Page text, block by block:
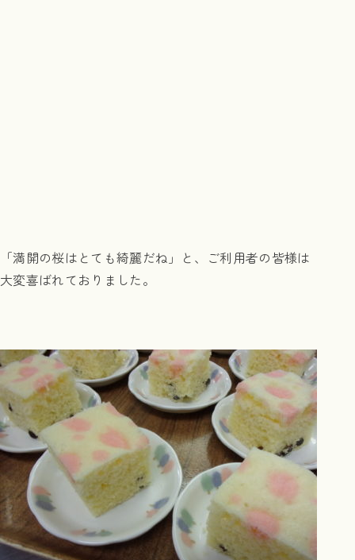
「満開の桜はとても綺麗だね」と、ご利用者の皆様は
大変喜ばれておりました。